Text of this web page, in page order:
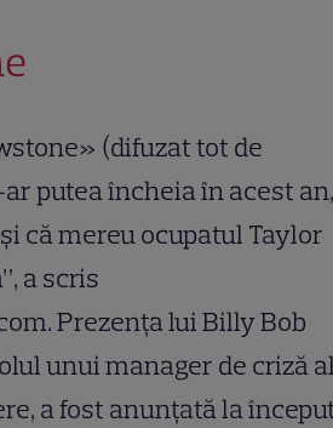
(difuzat tot de
putea încheia în acest an,
că mereu ocupatul Taylor
a scris
Prezența lui Billy Bob
unui manager de criză
a fost anunțată la